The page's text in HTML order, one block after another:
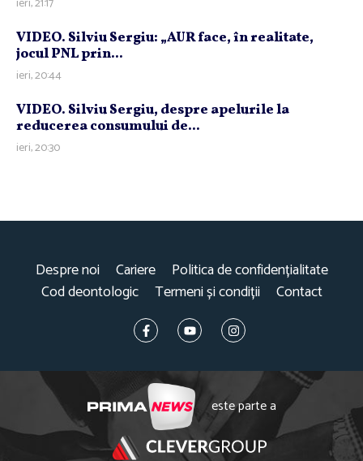
VIDEO. Silviu Sergiu: „AUR face, în realitate,
jocul PNL prin...
ieri, 20:44
VIDEO. Silviu Sergiu, despre apelurile la
reducerea consumului de...
ieri, 20:30
Despre noi Cariere
Politica de confidențialitate
Cod deontologic
Termeni și condiții Contact
este parte a